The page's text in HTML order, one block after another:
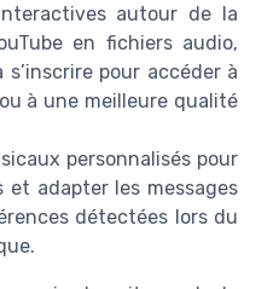
autour de la
en fichiers audio,
pour accéder à
à une meilleure qualité
personnalisés pour
et adapter les messages
détectées lors du